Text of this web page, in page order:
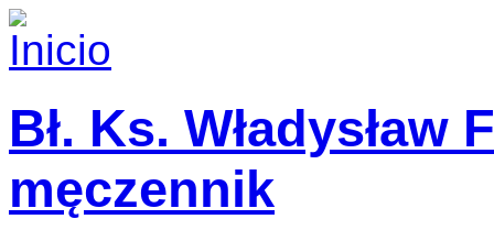
Bł. Ks. Władysław
męczennik